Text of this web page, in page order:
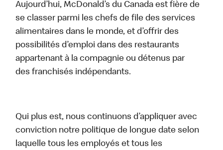
Aujourd’hui, McDonald’s du Canada est fière de
se classer parmi les chefs de file des services
alimentaires dans le monde, et d’offrir des
possibilités d’emploi dans des restaurants
appartenant à la compagnie ou détenus par
des franchisés indépendants.
Qui plus est, nous continuons d’appliquer avec
conviction notre politique de longue date selon
laquelle tous les employés et tous les